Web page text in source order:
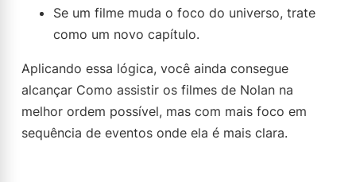
Se um filme muda o foco do universo, trate
como um novo capítulo.
Aplicando essa lógica, você ainda consegue
alcançar Como assistir os filmes de Nolan na
melhor ordem possível, mas com mais foco em
sequência de eventos onde ela é mais clara.